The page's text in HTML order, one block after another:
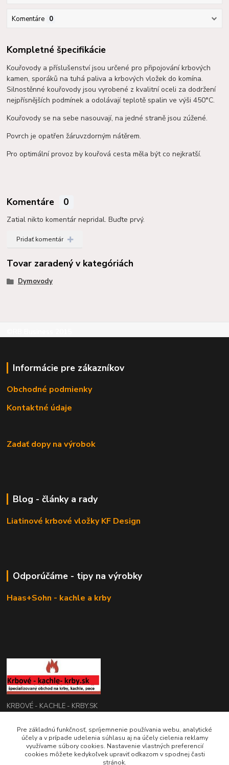
Komentáre 0
Kompletné špecifikácie
Kouřovody a příslušenství jsou určené pro připojování krbových
kamen, sporáků na tuhá paliva a krbových vložek do komína.
Silnostěnné kouřovody jsou vyrobené z kvalitní oceli za dodržení
nejpřísnějších podmínek a odolávají teplotě spalin ve výši 450°C.
Kouřovody se na sebe nasouvají, na jedné straně jsou zúžené.
Povrch je opatřen žáruvzdorným nátěrem.
Pro optimální provoz by kouřová cesta měla být co nejkratší.
Komentáre 0
Zatial nikto komentár nepridal. Buďte prvý.
Pridať komentár
Tovar zaradený v kategóriách
Dymovody
Informácie pre zákazníkov
Obchodné podmienky
Kontaktné údaje
Zadať dopy na výrobok
Blog - články a rady
Liatinové krbové vložky KF Design
Odporúčáme - tipy na výrobky
Haas+Sohn - kachle a krby
KRBOVÉ - KACHLE - KRBY.SK
0949 476 255
08:00 - 17.00
Pre základnú funkčnosť, spríjemnenie používania webu, analytické
účely a v prípade udelenia súhlasu aj na účely cielenia reklamy
využívame súbory cookies. Nastavenie vlastných preferencií
cookies môžete kedykoľvek upraviť odkazom v spodnej časti
stránok.